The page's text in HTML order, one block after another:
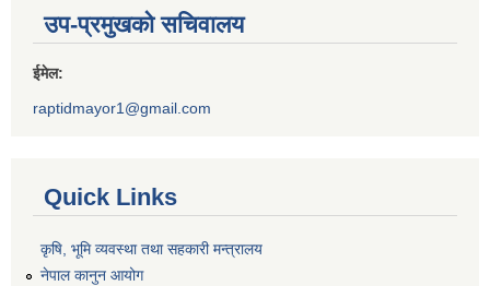
उप-प्रमुखको सचिवालय
ईमेल:
raptidmayor1@gmail.com
Quick Links
कृषि, भूमि व्यवस्था तथा सहकारी मन्त्रालय
नेपाल कानुन आयोग